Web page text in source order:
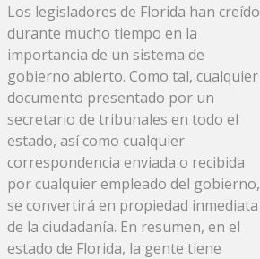
Los legisladores de Florida han creído
durante mucho tiempo en la
importancia de un sistema de
gobierno abierto. Como tal, cualquier
documento presentado por un
secretario de tribunales en todo el
estado, así como cualquier
correspondencia enviada o recibida
por cualquier empleado del gobierno,
se convertirá en propiedad inmediata
de la ciudadanía. En resumen, en el
estado de Florida, la gente tiene